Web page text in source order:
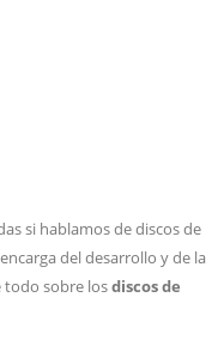
si hablamos de discos de
del desarrollo y de la
todo sobre losdiscos de